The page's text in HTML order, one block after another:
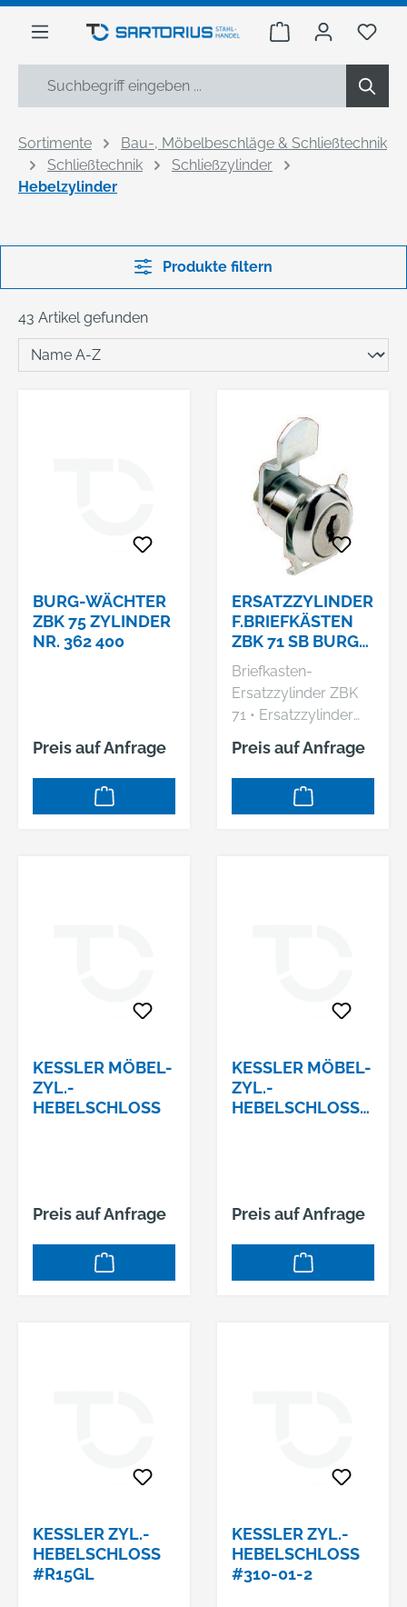
springen
Warenkorb Du
Sortimente
Bau-, Möbelbeschläge & Schließtechnik
Schließtechnik
Schließzylinder
Hebelzylinder
Produkte filtern
43 Artikel gefunden
BURG-WÄCHTER
ZBK 75 ZYLINDER
NR. 362 400
Preis auf Anfrage
ERSATZZYLINDER
F.BRIEFKÄSTEN
ZBK 71 SB BURG
WÄCHTER
Briefkasten-
Ersatzzylinder ZBK
71 • Ersatzzylinder
für Renz-Briefkästen
(bis Baujahr 2006)
Hersteller: Burg
Wächter KG,
Preis auf Anfrage
KESSLER MÖBEL-
ZYL.-
HEBELSCHLOSS
Preis auf Anfrage
KESSLER MÖBEL-
ZYL.-
HEBELSCHLOSS
Preis auf Anfrage
KESSLER ZYL.-
HEBELSCHLOSS
#R15GL
KESSLER ZYL.-
HEBELSCHLOSS
#310-01-2